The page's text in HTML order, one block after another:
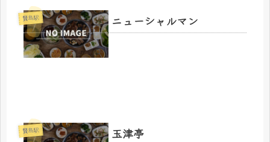
賢島駅 ニューシャルマン
賢島駅 玉津亭